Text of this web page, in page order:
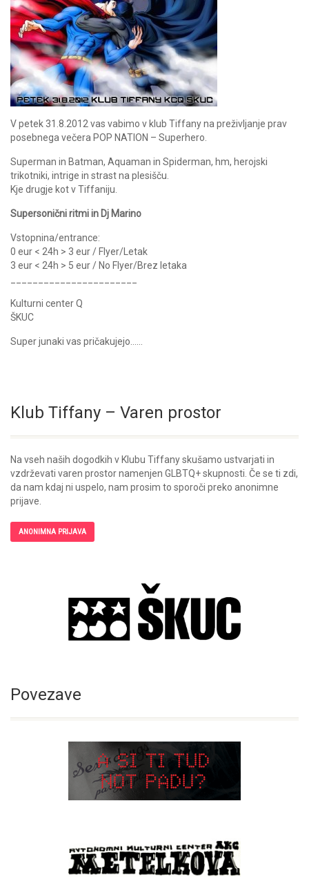
V petek 31.8.2012 vas vabimo v klub Tiffany na preživljanje prav
posebnega večera POP NATION – Superhero.
Superman in Batman, Aquaman in Spiderman, hm, herojski
trikotniki, intrige in strast na plesišču.
Kje drugje kot v Tiffaniju.
Supersonični ritmi in Dj Marino
Vstopnina/entrance:
0 eur < 24h > 3 eur / Flyer/Letak
3 eur < 24h > 5 eur / No Flyer/Brez letaka
Kulturni center Q
ŠKUC
Super junaki vas pričakujejo……
Klub Tiffany – Varen prostor
Na vseh naših dogodkih v Klubu Tiffany skušamo ustvarjati in
vzdrževati varen prostor namenjen GLBTQ+ skupnosti. Če se ti zdi,
da nam kdaj ni uspelo, nam prosim to sporoči preko anonimne
prijave.
ANONIMNA PRIJAVA
Povezave